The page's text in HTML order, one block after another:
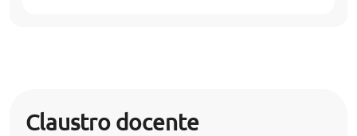
Claustro docente